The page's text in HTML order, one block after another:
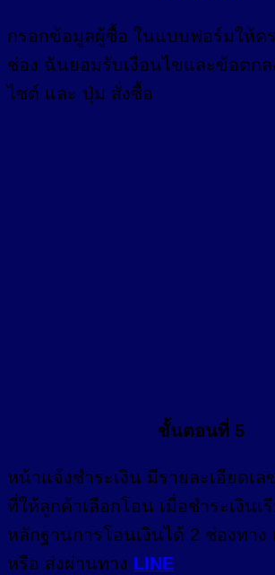
กรอกข้อมูลผู้ซื้อ ในแบบฟอร์มให้ค
ช่อง ฉันยอมรับเงื่อนไขและข้อตกล
ไซต์ และ ปุ่ม สั่งซื้อ
ขั้นตอนที่ 5
หน้าแจ้งชำระเงิน มีรายละเอียดเ
ที่ให้ลูกค้าเลือกโอน เมื่อชำระเงินเ
หลักฐานการโอนเงินได้ 2 ช่องทา
หรือ ส่งผ่านทาง LINE